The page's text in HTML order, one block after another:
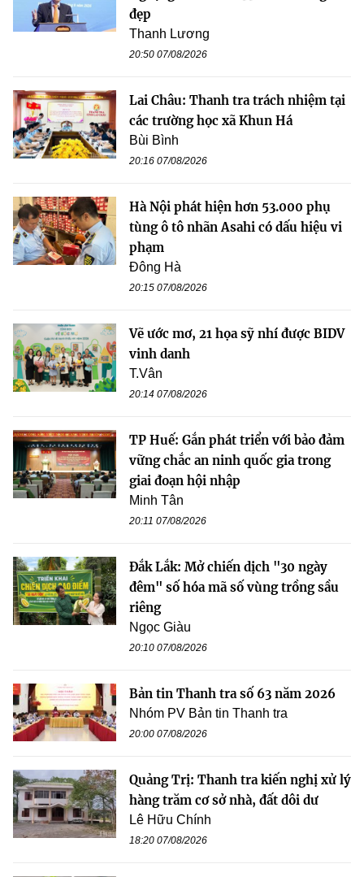
đẹp
Thanh Lương
20:50 07/08/2026
Lai Châu: Thanh tra trách nhiệm tại
các trường học xã Khun Há
Bùi Bình
20:16 07/08/2026
Hà Nội phát hiện hơn 53.000 phụ
tùng ô tô nhãn Asahi có dấu hiệu vi
phạm
Đông Hà
20:15 07/08/2026
Vẽ ước mơ, 21 họa sỹ nhí được BIDV
vinh danh
T.Vân
20:14 07/08/2026
TP Huế: Gắn phát triển với bảo đảm
vững chắc an ninh quốc gia trong
giai đoạn hội nhập
Minh Tân
20:11 07/08/2026
Đắk Lắk: Mở chiến dịch "30 ngày
đêm" số hóa mã số vùng trồng sầu
riêng
Ngọc Giàu
20:10 07/08/2026
Bản tin Thanh tra số 63 năm 2026
Nhóm PV Bản tin Thanh tra
20:00 07/08/2026
Quảng Trị: Thanh tra kiến nghị xử lý
hàng trăm cơ sở nhà, đất dôi dư
Lê Hữu Chính
18:20 07/08/2026